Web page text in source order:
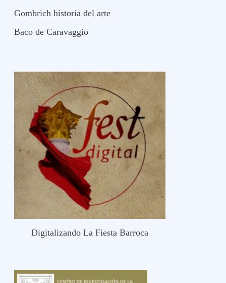
Gombrich historia del arte
Baco de Caravaggio
Digitalizando La Fiesta Barroca